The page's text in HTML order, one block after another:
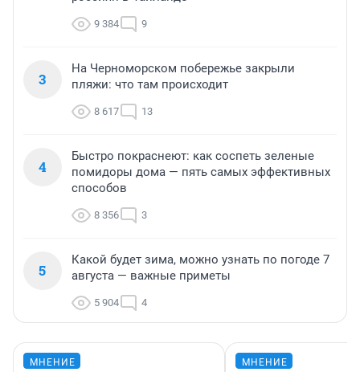
9 384 9
3
На Черноморском побережье закрыли
пляжи: что там происходит
8 617 13
4
Быстро покраснеют: как соспеть зеленые
помидоры дома — пять самых эффективных
способов
8 356 3
5
Какой будет зима, можно узнать по погоде 7
августа — важные приметы
5 904 4
МНЕНИЕ МНЕНИЕ